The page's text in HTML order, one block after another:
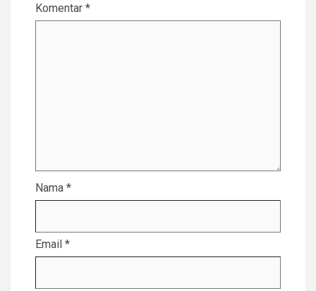
Komentar *
Nama *
Email *